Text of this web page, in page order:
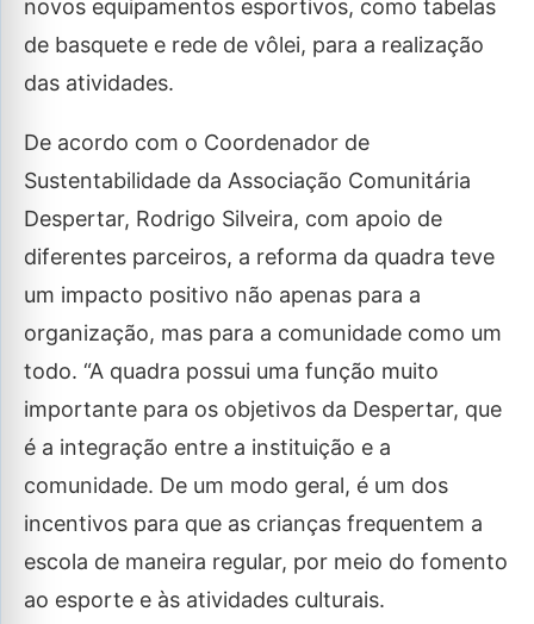
novos equipamentos esportivos, como tabelas
de basquete e rede de vôlei, para a realização
das atividades.
De acordo com o Coordenador de
Sustentabilidade da Associação Comunitária
Despertar, Rodrigo Silveira, com apoio de
diferentes parceiros, a reforma da quadra teve
um impacto positivo não apenas para a
organização, mas para a comunidade como um
todo. “A quadra possui uma função muito
importante para os objetivos da Despertar, que
é a integração entre a instituição e a
comunidade. De um modo geral, é um dos
incentivos para que as crianças frequentem a
escola de maneira regular, por meio do fomento
ao esporte e às atividades culturais.